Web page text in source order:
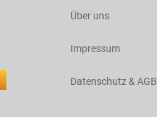
Über uns
Impressum
Datenschutz & AGB